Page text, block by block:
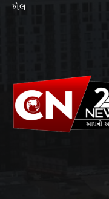
ખેલ